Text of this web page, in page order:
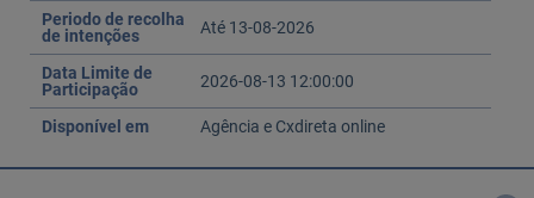
Periodo de recolha
de intenções
Até 13-08-2026
Data Limite de
Participação
2026-08-13 12:00:00
Disponível em Agência e Cxdireta online